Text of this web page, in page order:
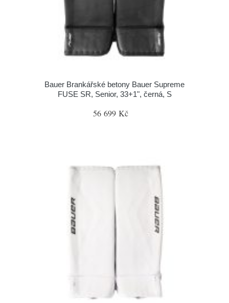
Bauer Brankářské betony Bauer Supreme
FUSE SR, Senior, 33+1", černá, S
56 699 Kč